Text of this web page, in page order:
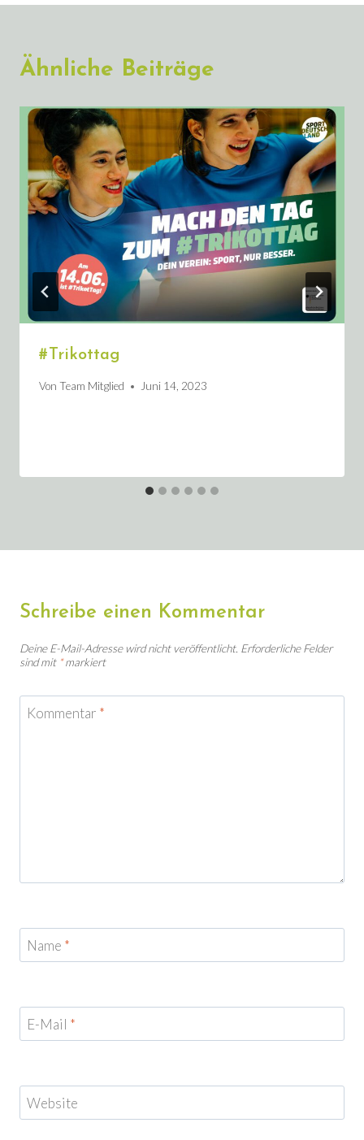
Ähnliche Beiträge
#Trikottag
Von Team Mitglied Juni 14, 2023
Schreibe einen Kommentar
Deine E-Mail-Adresse wird nicht veröffentlicht. Erforderliche Felder
sind mit *markiert
Kommentar *
Name *
E-Mail *
Website